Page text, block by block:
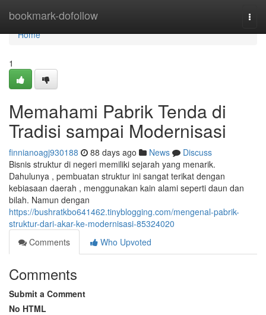
bookmark-dofollow
Home
Home
1
Memahami Pabrik Tenda di
Tradisi sampai Modernisasi
finnianoagj930188 88 days ago News
Discuss
Bisnis struktur di negeri memiliki sejarah yang menarik.
Dahulunya , pembuatan struktur ini sangat terikat dengan
kebiasaan daerah , menggunakan kain alami seperti daun dan
bilah. Namun dengan
https://bushratkbo641462.tinyblogging.com/mengenal-pabrik-
struktur-dari-akar-ke-modernisasi-85324020
Comments
Who Upvoted
Comments
Submit a Comment
No HTML